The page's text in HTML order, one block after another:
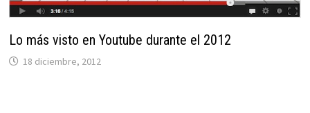
Lo más visto en Youtube durante el 2012
18 diciembre, 2012